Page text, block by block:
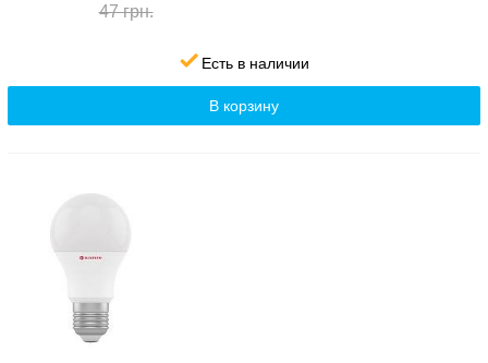
47 грн.
Есть в наличии
В корзину